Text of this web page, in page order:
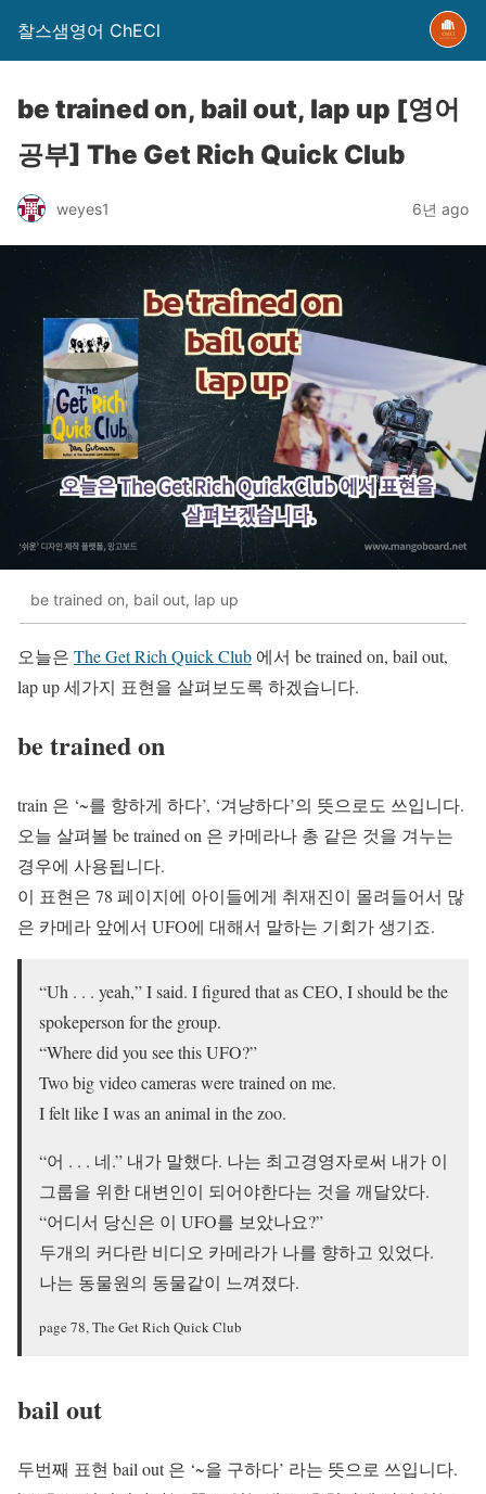
찰스샘영어 ChECl
be trained on, bail out, lap up [영어
공부] The Get Rich Quick Club
weyes1 6년 ago
be trained on, bail out, lap up
오늘은 The Get Rich Quick Club 에서 be trained on, bail out,
lap up세가지 표현을 살펴보도록 하겠습니다.
be trained on
train 은 ‘~를 향하게 하다’, ‘겨냥하다’의 뜻으로도 쓰입니다.
오늘 살펴볼 be trained on 은 카메라나 총 같은 것을 겨누는
경우에 사용됩니다.
이 표현은 78 페이지에 아이들에게 취재진이 몰려들어서 많
은 카메라 앞에서 UFO에 대해서 말하는 기회가 생기죠.
“Uh . . . yeah,” I said. I figured that as CEO, I should be the
spokeperson for the group.
“Where did you see this UFO?”
Two big video cameras were trained on me.
I felt like I was an animal in the zoo.
“어 . . . 네.” 내가 말했다. 나는 최고경영자로써 내가 이
그룹을 위한 대변인이 되어야한다는 것을 깨달았다.
“어디서 당신은 이 UFO를 보았나요?”
두개의 커다란 비디오 카메라가 나를 향하고 있었다.
나는 동물원의 동물같이 느껴졌다.
page 78, The Get Rich Quick Club
bail out
두번째 표현 bail out 은 ‘~을 구하다’ 라는 뜻으로 쓰입니다.